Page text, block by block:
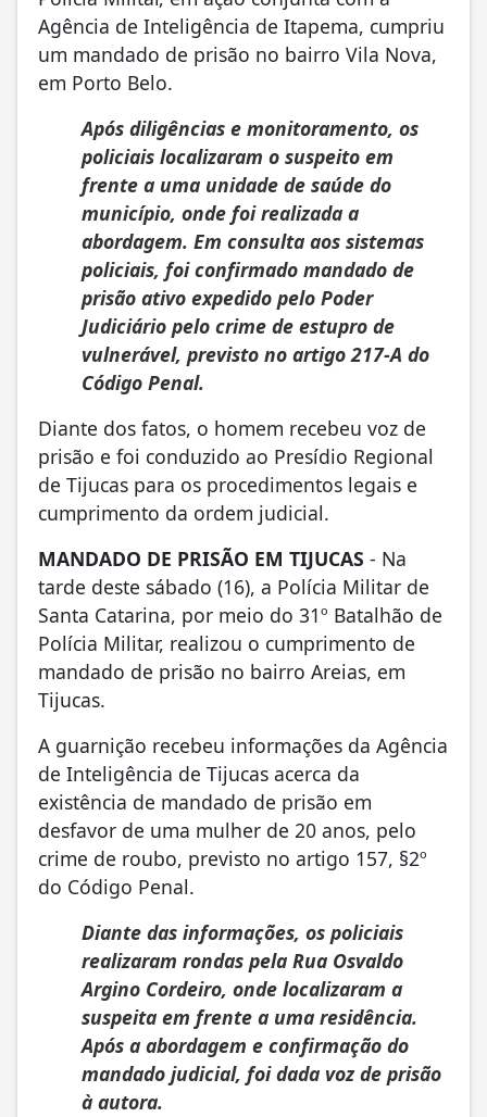
Agência de Inteligência de Itapema, cumpriu
um mandado de prisão no bairro Vila Nova,
em Porto Belo.
Após diligências e monitoramento, os
policiais localizaram o suspeito em
frente a uma unidade de saúde do
município, onde foi realizada a
abordagem. Em consulta aos sistemas
policiais, foi confirmado mandado de
prisão ativo expedido pelo Poder
Judiciário pelo crime de estupro de
vulnerável, previsto no artigo 217-A do
Código Penal.
Diante dos fatos, o homem recebeu voz de
prisão e foi conduzido ao Presídio Regional
de Tijucas para os procedimentos legais e
cumprimento da ordem judicial.
MANDADO DE PRISÃO EM TIJUCAS - Na
tarde deste sábado (16), a Polícia Militar de
Santa Catarina, por meio do 31º Batalhão de
Polícia Militar, realizou o cumprimento de
mandado de prisão no bairro Areias, em
Tijucas.
A guarnição recebeu informações da Agência
de Inteligência de Tijucas acerca da
existência de mandado de prisão em
desfavor de uma mulher de 20 anos, pelo
crime de roubo, previsto no artigo 157, §2º
do Código Penal.
Diante das informações, os policiais
realizaram rondas pela Rua Osvaldo
Argino Cordeiro, onde localizaram a
suspeita em frente a uma residência.
Após a abordagem e confirmação do
mandado judicial, foi dada voz de prisão
à autora.